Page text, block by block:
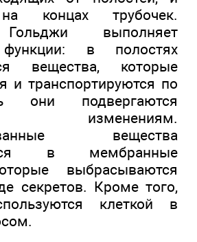
концах трубочек.
выполняет
в полостях
вещества, которые
и транспортируются по
они подвергаются
изменениям.
вещества
в мембранные
выбрасываются
секретов. Кроме того,
клеткой в